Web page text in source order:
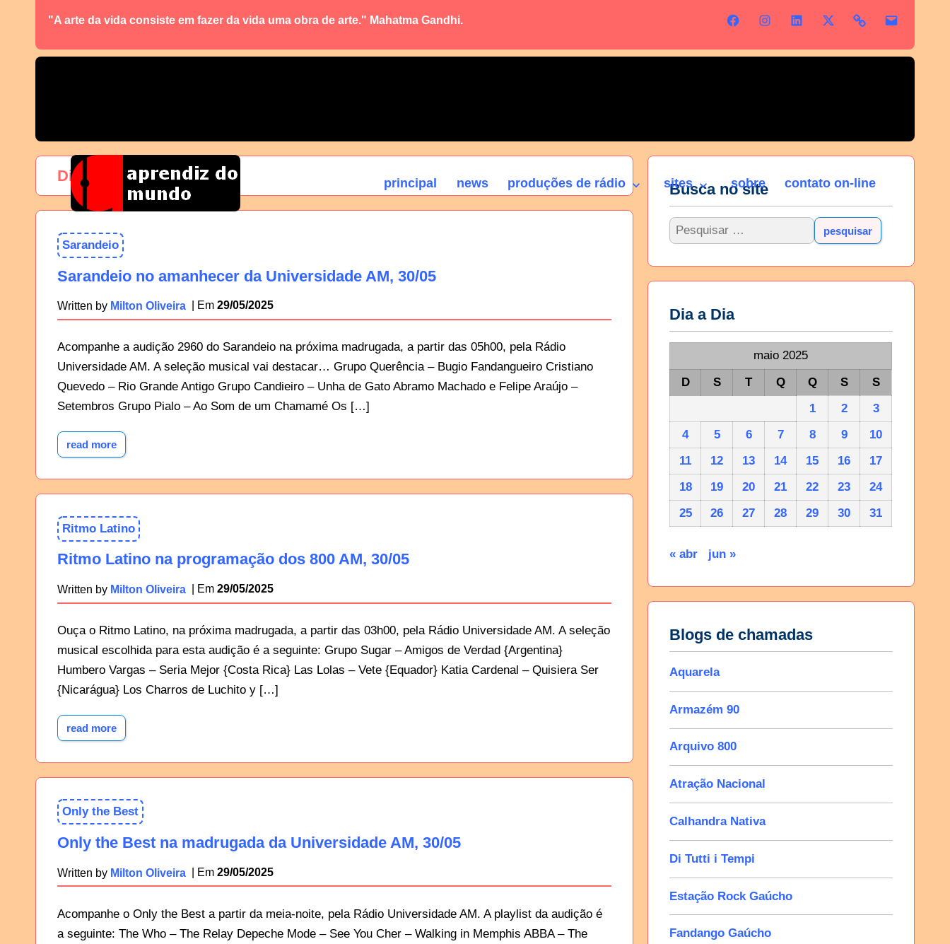
"A arte da vida consiste em fazer da vida uma obra de arte." Mahatma Gandhi.
principal news produções de rádio sites sobre contato on-line
Dia: 29 de maio de 2025
Sarandeio
Sarandeio no amanhecer da Universidade AM, 30/05
Written by Milton Oliveira 29/05/2025
Acompanhe a audição 2960 do Sarandeio na próxima madrugada, a partir das 05h00, pela Rádio
Universidade AM. A seleção musical vai destacar… Grupo Querência – Bugio Fandangueiro Cristiano
Quevedo – Rio Grande Antigo Grupo Candieiro – Unha de Gato Abramo Machado e Felipe Araújo –
Setembros Grupo Pialo – Ao Som de um Chamamé Os […]
read more
Ritmo Latino
Ritmo Latino na programação dos 800 AM, 30/05
Written by Milton Oliveira 29/05/2025
Ouça o Ritmo Latino, na próxima madrugada, a partir das 03h00, pela Rádio Universidade AM. A seleção
musical escolhida para esta audição é a seguinte: Grupo Sugar – Amigos de Verdad {Argentina}
Humbero Vargas – Seria Mejor {Costa Rica} Las Lolas – Vete {Equador} Katia Cardenal – Quisiera Ser
{Nicarágua} Los Charros de Luchito y […]
read more
Only the Best
Only the Best na madrugada da Universidade AM, 30/05
Written by Milton Oliveira 29/05/2025
Acompanhe o Only the Best a partir da meia-noite, pela Rádio Universidade AM. A playlist da audição é
a seguinte: The Who – The Relay Depeche Mode – See You Cher – Walking in Memphis ABBA – The
Busca no site
Dia a Dia
maio 2025
D
S T Q Q S
S
1
2
3
4
5 6 7 8 9
10
11
12 13 14 15 16
17
18
19 20 21 22 23
24
25
26 27 28 29 30 31
« abr jun »
Blogs de chamadas
Aquarela
Armazém 90
Arquivo 800
Atração Nacional
Calhandra Nativa
Di Tutti i Tempi
Estação Rock Gaúcho
Fandango Gaúcho